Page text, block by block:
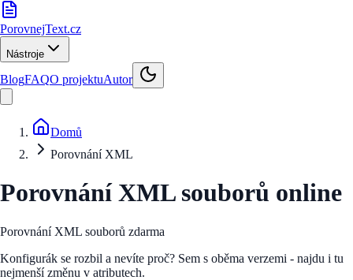
PorovnejText.cz
Nástroje
BlogFAQO projektuAutor
Domů
Porovnání XML
Porovnání XML souborů online
Porovnání XML souborů zdarma
Konfigurák se rozbil a nevíte proč? Sem s oběma verzemi - najdu i tu
nejmenší změnu v atributech.